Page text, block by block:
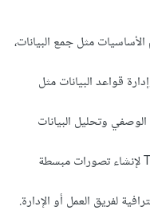
مثل جمع البيانات،
قواعد البيانات مثل
وتحليل البيانات
تعلم استخدام أدوات مثل Tableau لإنشاء تصورات مبسطة
لفريق العمل أو الإدارة.